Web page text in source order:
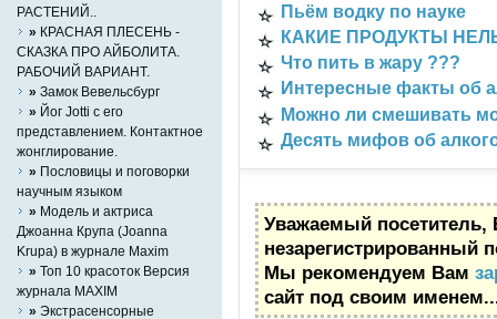
Пьём водку по науке
КАКИЕ ПРОДУКТЫ
Что пить в жару ???
Интересные факты об
Можно ли смешивать
Десять мифов об
Уважаемый посетитель,
незарегистрированный
Мы рекомендуем Вам
сайт под своим
РАСТЕНИЙ..
» КРАСНАЯ ПЛЕСЕНЬ -
СКАЗКА ПРО АЙБОЛИТА.
РАБОЧИЙ ВАРИАНТ.
» Замок Вевельсбург
» Йог Jotti с его
представлением. Контактное
жонглирование.
» Пословицы и поговорки
научным языком
» Mодель и актриса
Джоанна Крупа (Joanna
Krupa) в журнале Maxim
» Топ 10 красоток Версия
журнала MAXIM
» Экстрасенсорные